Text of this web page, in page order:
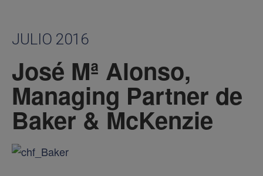
JULIO 2016
José Mª Alonso,
Managing Partner de
Baker & McKenzie